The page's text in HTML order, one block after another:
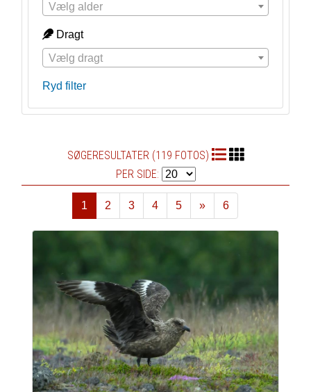
Vælg alder
Dragt
Vælg dragt
Ryd filter
SØGERESULTATER (119 FOTOS)
PER SIDE:
1 2 3 4 5
»
Næste
6